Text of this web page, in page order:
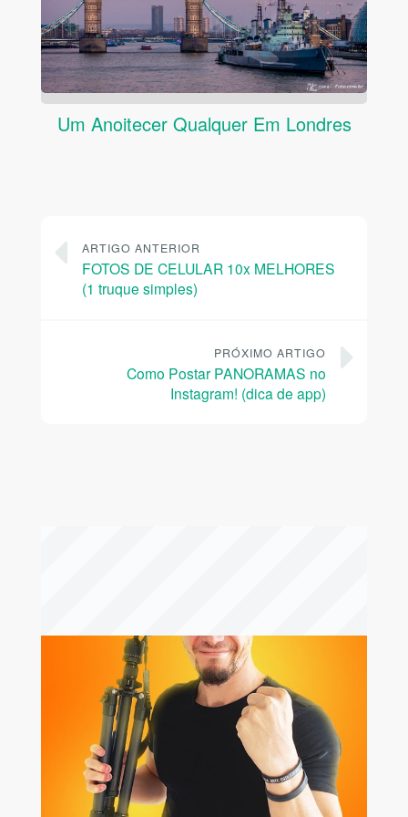
Um Anoitecer Qualquer Em Londres
ARTIGO ANTERIOR
FOTOS DE CELULAR 10x MELHORES
(1 truque simples)
PRÓXIMO ARTIGO
Como Postar PANORAMAS no
Instagram! (dica de app)